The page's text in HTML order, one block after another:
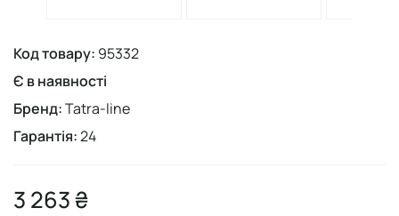
Код товару: 95332
Є в наявності
Бренд:Tatra-line
Гарантія:24
3 263 ₴